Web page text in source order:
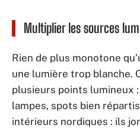
Multiplier les sources
Rien de plus monotone
une lumière trop blanche.
plusieurs points lumineux
lampes, spots bien
intérieurs nordiques : ils